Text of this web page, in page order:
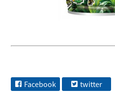
Facebook twitter